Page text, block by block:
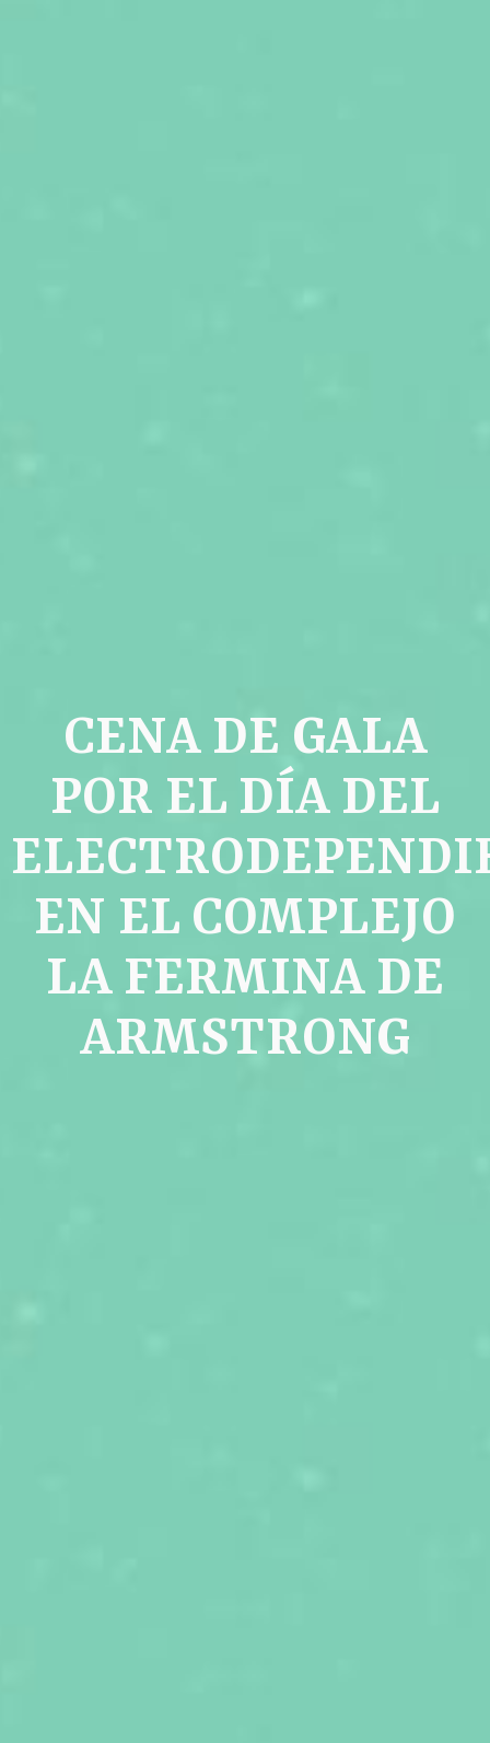
CENA DE GALA
POR EL DÍA DEL
EN EL COMPLEJO
LA FERMINA DE
ARMSTRONG